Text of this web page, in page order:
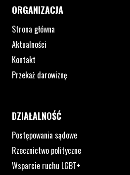
ORGANIZACJA
Strona główna
Aktualności
Kontakt
Przekaż darowiznę
DZIAŁALNOŚĆ
Postępowania sądowe
Rzecznictwo polityczne
Wsparcie ruchu LGBT+